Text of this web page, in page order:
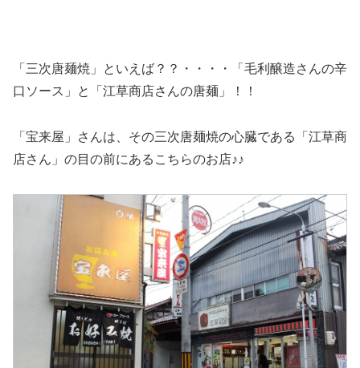
「三次唐麺焼」といえば？？・・・・「毛利醸造さんの辛
口ソース」と「江草商店さんの唐麺」！！
「宝来屋」さんは、その三次唐麺焼の心臓である「江草商
店さん」の目の前にあるこちらのお店♪♪